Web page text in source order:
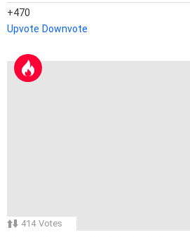
470
Upvote Downvote
414 Votes